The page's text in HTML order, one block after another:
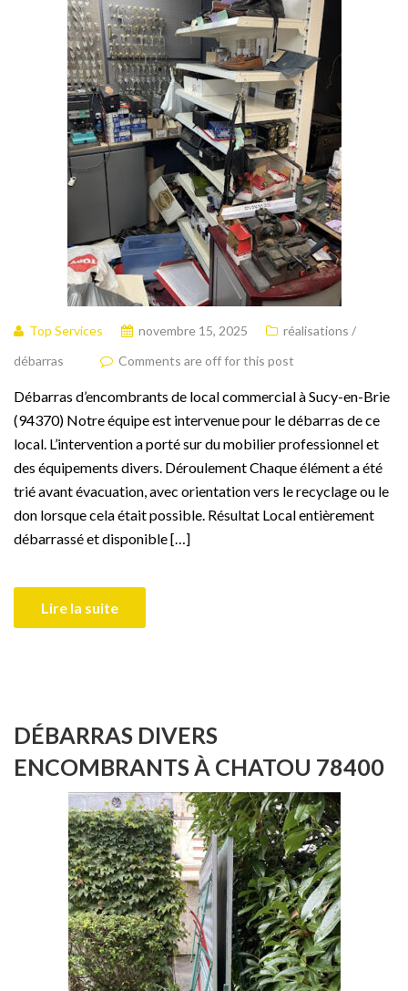
Top Services novembre 15, 2025
réalisations /
débarras
Comments are off for this post
Débarras d’encombrants de local commercial à Sucy-en-Brie
(94370) Notre équipe est intervenue pour le débarras de ce
local. L’intervention a porté sur du mobilier professionnel et
des équipements divers. Déroulement Chaque élément a été
trié avant évacuation, avec orientation vers le recyclage ou le
don lorsque cela était possible. Résultat Local entièrement
débarrassé et disponible […]
Lire la suite
DÉBARRAS DIVERS
ENCOMBRANTS À CHATOU 78400